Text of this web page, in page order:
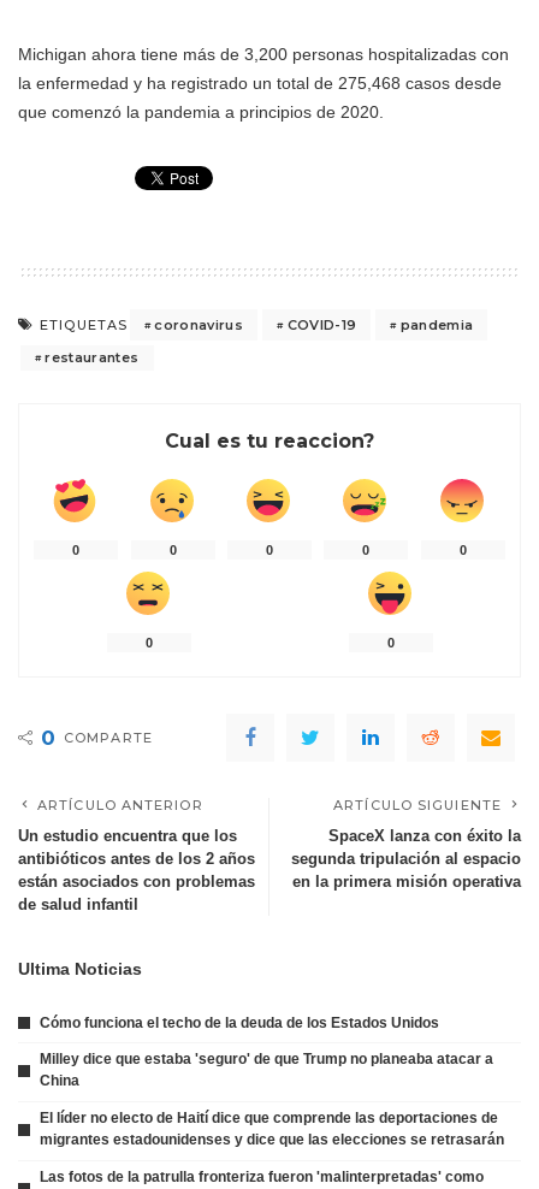
Michigan ahora tiene más de 3,200 personas hospitalizadas con
la enfermedad y ha registrado un total de 275,468 casos desde
que comenzó la pandemia a principios de 2020.
ETIQUETAS coronavirus COVID-19
pandemia
restaurantes
Cual es tu reaccion?
0 0 0 0 0
0 0
0 COMPARTE
ARTÍCULO ANTERIOR
Un estudio encuentra que los
antibióticos antes de los 2 años
están asociados con problemas
de salud infantil
ARTÍCULO SIGUIENTE
SpaceX lanza con éxito la
segunda tripulación al espacio
en la primera misión operativa
Ultima Noticias
Cómo funciona el techo de la deuda de los Estados Unidos
Milley dice que estaba 'seguro' de que Trump no planeaba atacar a
China
El líder no electo de Haití dice que comprende las deportaciones de
migrantes estadounidenses y dice que las elecciones se retrasarán
Las fotos de la patrulla fronteriza fueron 'malinterpretadas' como